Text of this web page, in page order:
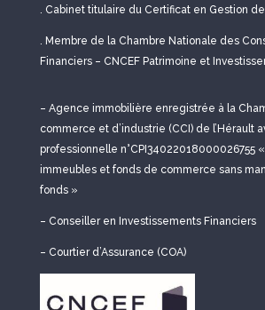
. Cabinet titulaire du Certificat en Gestion
. Membre de la Chambre Nationale des
Financiers – CNCEF Patrimoine et
– Agence immobilière enregistrée à la
commerce et d’industrie (CCI) de l’Hérault
professionnelle n°CPI34022018000026755
immeubles et fonds de commerce sans
fonds »
– Conseiller en Investissements Financiers
– Courtier d’Assurance (COA)